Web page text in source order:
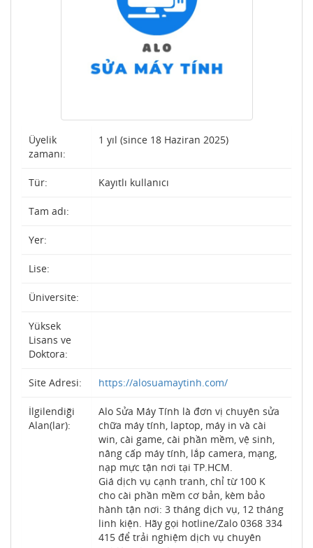
Üyelik
zamanı:
1 yıl (since 18 Haziran 2025)
Tür: Kayıtlı kullanıcı
Tam adı:
Yer:
Lise:
Üniversite:
Yüksek
Lisans ve
Doktora:
Site Adresi: https://alosuamaytinh.com/
İlgilendiği
Alan(lar):
Alo Sửa Máy Tính là đơn vị chuyên sửa
chữa máy tính, laptop, máy in và cài
win, cài game, cài phần mềm, vệ sinh,
nâng cấp máy tính, lắp camera, mạng,
nạp mực tận nơi tại TP.HCM.
Giá dịch vụ cạnh tranh, chỉ từ 100 K
cho cài phần mềm cơ bản, kèm bảo
hành tận nơi: 3 tháng dịch vụ, 12 tháng
linh kiện. Hãy gọi hotline/Zalo 0368 334
415 để trải nghiệm dịch vụ chuyên